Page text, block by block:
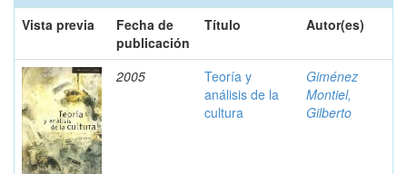
Vista previa
Fecha de
publicación
Título Autor(es)
2005
Teoría y
análisis de la
cultura
Giménez
Montiel,
Gilberto